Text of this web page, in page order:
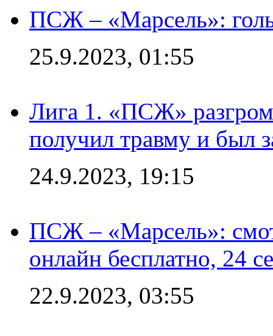
ПСЖ – «Марсель»:
25.9.2023, 01:55
Лига 1. «ПСЖ»
получил травму и был
24.9.2023, 19:15
ПСЖ – «Марсель»:
онлайн бесплатно, 24
22.9.2023, 03:55